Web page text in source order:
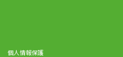
個人情報保護